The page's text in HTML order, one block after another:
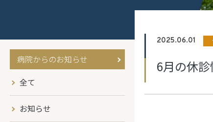
2025.06.01
6月の休
病院からのお知らせ
全て
お知らせ